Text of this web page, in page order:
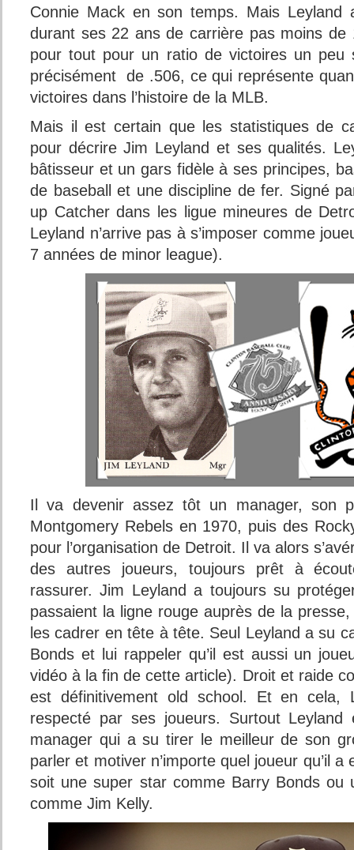
Connie Mack en son temps. Mais Leyland
durant ses 22 ans de carrière pas moins
pour tout pour un ratio de victoires un peu
précisément de .506, ce qui représente
victoires dans l’histoire de la MLB.
Mais il est certain que les statistiques de
pour décrire Jim Leyland et ses qualités.
bâtisseur et un gars fidèle à ses principes,
de baseball et une discipline de fer. Signé
up Catcher dans les ligue mineures de
Leyland n’arrive pas à s’imposer comme
7 années de minor league).
Il va devenir assez tôt un manager, son
Montgomery Rebels en 1970, puis des
pour l’organisation de Detroit. Il va alors
des autres joueurs, toujours prêt à
rassurer. Jim Leyland a toujours su
passaient la ligne rouge auprès de la
les cadrer en tête à tête. Seul Leyland a su
Bonds et lui rappeler qu’il est aussi un
vidéo à la fin de cette article). Droit et raide
est définitivement old school. Et en cela,
respecté par ses joueurs. Surtout
manager qui a su tirer le meilleur de son
parler et motiver n’importe quel joueur qu’il a
soit une super star comme Barry Bonds ou
comme Jim Kelly.